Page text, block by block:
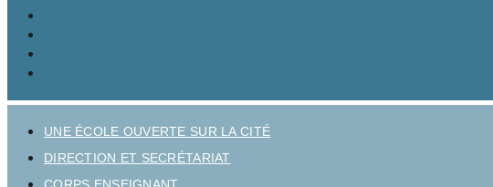
UNE ÉCOLE OUVERTE SUR LA CITÉ
DIRECTION ET SECRÉTARIAT